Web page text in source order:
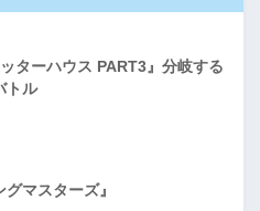
ターハウス PART3』分岐する
トル
グマスターズ』